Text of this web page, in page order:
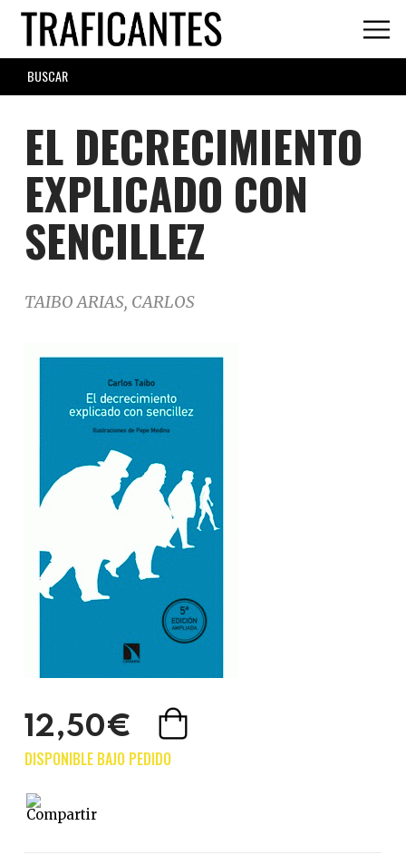
Skip
main
content
SEARCH
FORM
EL DECRECIMIENTO
EXPLICADO CON
SENCILLEZ
TAIBO ARIAS, CARLOS
12,50€